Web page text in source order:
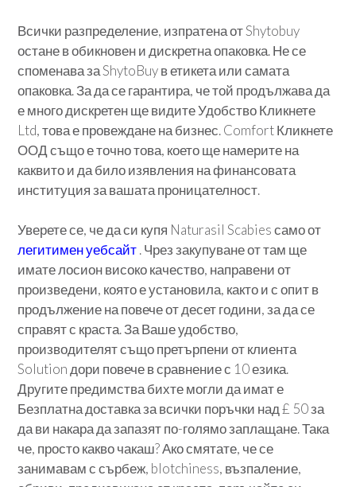
Всички разпределение, изпратена от Shytobuy
остане в обикновен и дискретна опаковка. Не се
споменава за ShytoBuy в етикета или самата
опаковка. За да се гарантира, че той продължава да
е много дискретен ще видите Удобство Кликнете
Ltd, това е провеждане на бизнес. Comfort Кликнете
ООД също е точно това, което ще намерите на
каквито и да било изявления на финансовата
институция за вашата проницателност.
Уверете се, че да си купя Naturasil Scabies само от
легитимен уебсайт. Чрез закупуване от там ще
имате лосион високо качество, направени от
произведени, която е установила, както и с опит в
продължение на повече от десет години, за да се
справят с краста. За Ваше удобство,
производителят също претърпени от клиента
Solution дори повече в сравнение с 10 езика.
Другите предимства бихте могли да имат е
Безплатна доставка за всички поръчки над £ 50 за
да ви накара да запазят по-голямо заплащане. Така
че, просто какво чакаш? Ако смятате, че се
занимавам с сърбеж, blotchiness, възпаление,